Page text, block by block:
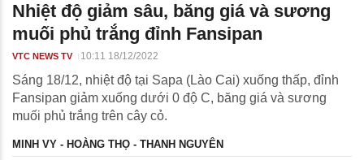
Nhiệt độ giảm sâu, băng giá và sương
muối phủ trắng đỉnh Fansipan
VTC NEWS TV 10:11 18/12/2022
Sáng 18/12, nhiệt độ tại Sapa (Lào Cai) xuống thấp, đỉnh
Fansipan giảm xuống dưới 0 độ C, băng giá và sương
muối phủ trắng trên cây cỏ.
MINH VY - HOÀNG THỌ - THANH NGUYÊN